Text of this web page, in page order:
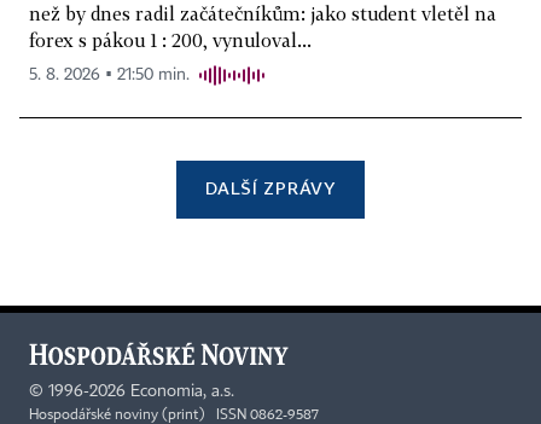
než by dnes radil začátečníkům: jako student vletěl na
forex s pákou 1 : 200, vynuloval...
5. 8. 2026 ▪ 21:50 min.
DALŠÍ ZPRÁVY
© 1996-2026 Economia, a.s.
Hospodářské noviny (print) ISSN 0862-9587